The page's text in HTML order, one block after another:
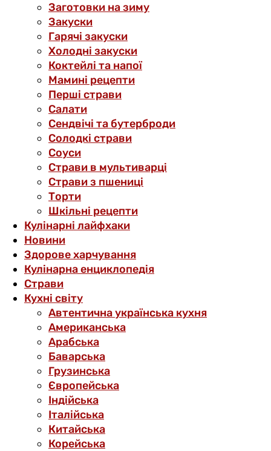
Заготовки на зиму
Закуски
Гарячі закуски
Холодні закуски
Коктейлі та напої
Мамині рецепти
Перші страви
Салати
Сендвічі та бутерброди
Солодкі страви
Соуси
Страви в мультиварці
Страви з пшениці
Торти
Шкільні рецепти
Кулінарні лайфхаки
Новини
Здорове харчування
Кулінарна енциклопедія
Страви
Кухні світу
Автентична українська кухня
Американська
Арабська
Баварська
Грузинська
Європейська
Індійська
Італійська
Китайська
Корейська